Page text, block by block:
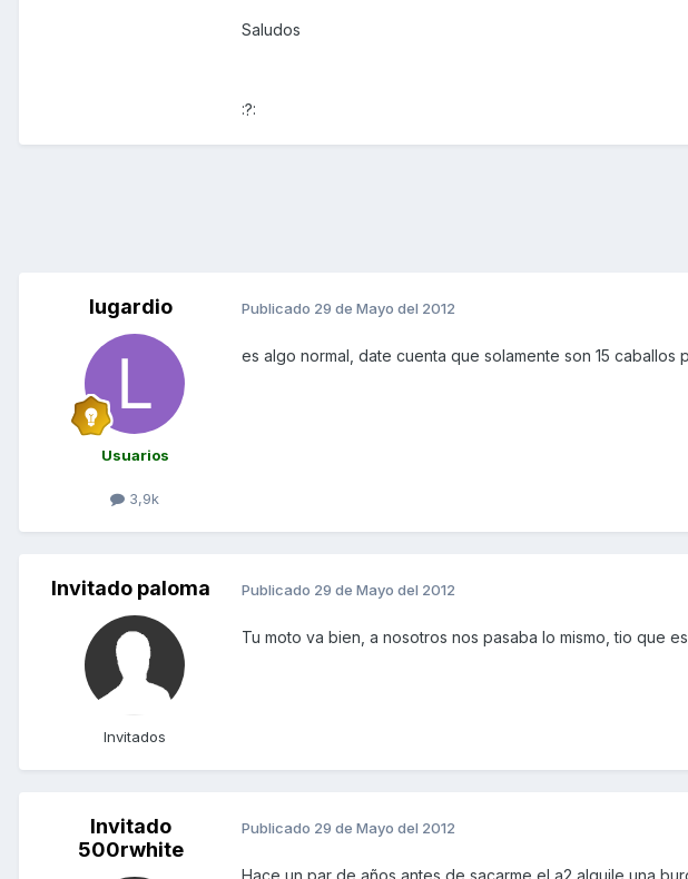
Saludos
:?:
lugardio
Usuarios
3,9k
Publicado 29 de Mayo del 2012
es algo normal, date cuenta que solamente son 15 caballos
Invitado paloma
Invitados
Publicado 29 de Mayo del 2012
Tu moto va bien, a nosotros nos pasaba lo mismo, tio que
Invitado
500rwhite
Publicado 29 de Mayo del 2012